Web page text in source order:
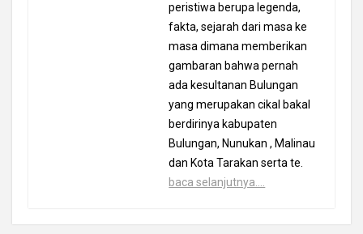
peristiwa berupa legenda,
fakta, sejarah dari masa ke
masa dimana memberikan
gambaran bahwa pernah
ada kesultanan Bulungan
yang merupakan cikal bakal
berdirinya kabupaten
Bulungan, Nunukan , Malinau
dan Kota Tarakan serta te.
baca selanjutnya....